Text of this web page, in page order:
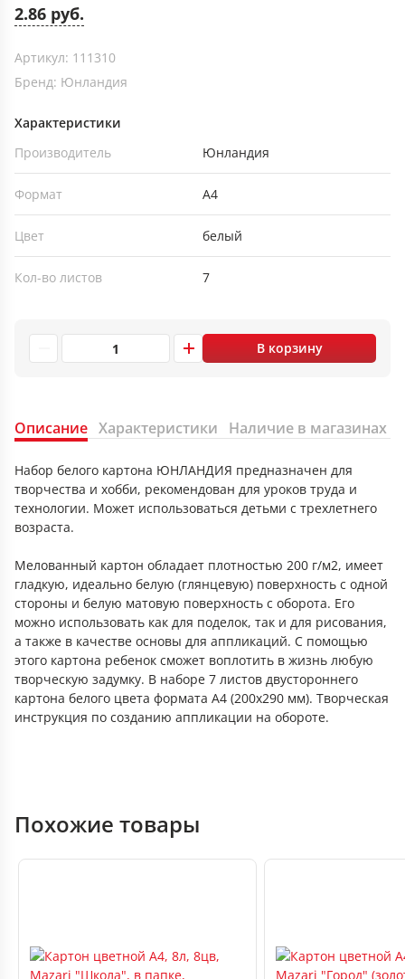
2.86 руб.
Артикул: 111310
Бренд: Юнландия
Характеристики
Производитель
Юнландия
Формат А4
Цвет белый
Кол-во листов 7
В корзину
Описание Характеристики Наличие в магазинах
Набор белого картона ЮНЛАНДИЯ предназначен для
творчества и хобби, рекомендован для уроков труда и
технологии. Может использоваться детьми с трехлетнего
возраста.
Мелованный картон обладает плотностью 200 г/м2, имеет
гладкую, идеально белую (глянцевую) поверхность с одной
стороны и белую матовую поверхность с оборота. Его
можно использовать как для поделок, так и для рисования,
а также в качестве основы для аппликаций. С помощью
этого картона ребенок сможет воплотить в жизнь любую
творческую задумку. В наборе 7 листов двустороннего
картона белого цвета формата А4 (200х290 мм). Творческая
инструкция по созданию аппликации на обороте.
Похожие товары